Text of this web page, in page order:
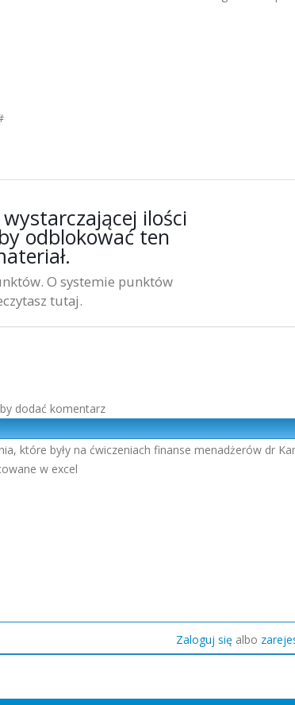
ilości
odblokować ten
O systemie punktów
tutaj.
dodać komentarz
które były na ćwiczeniach finanse menadżerów dr
w excel
Zaloguj się albo